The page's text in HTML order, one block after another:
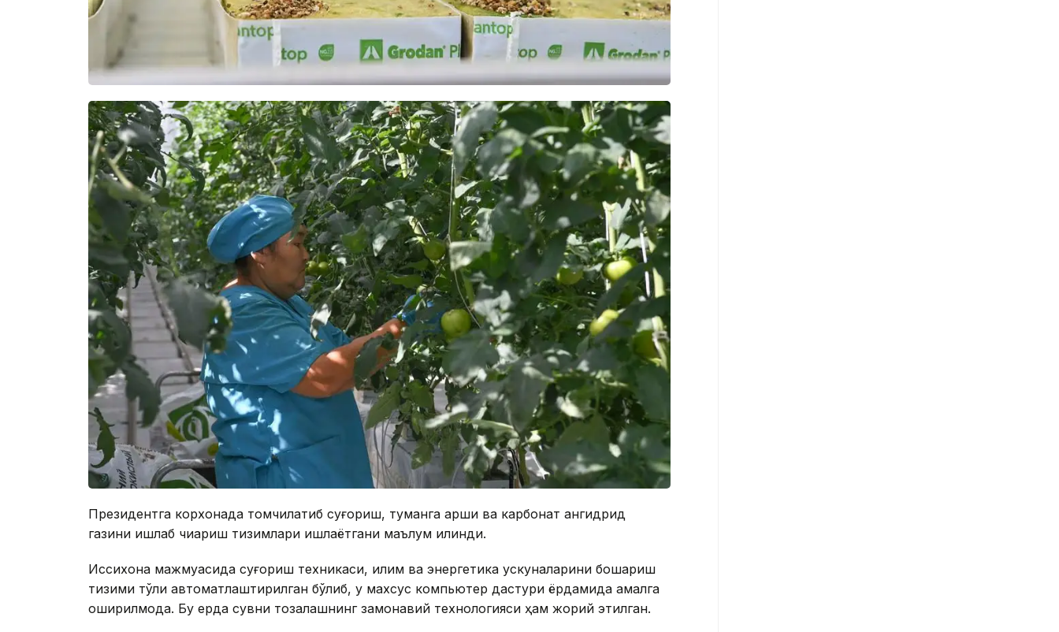
Президентга корхонада томчилатиб суғориш, туманга қарши ва карбонат ангидрид
газини ишлаб чиқариш тизимлари ишлаётгани маълум қилинди.
Иссиқхона мажмуасида суғориш техникаси, иқлим ва энергетика ускуналарини бошқариш
тизими тўлиқ автоматлаштирилган бўлиб, у махсус компьютер дастури ёрдамида амалга
оширилмоқда. Бу ерда сувни тозалашнинг замонавий технологияси ҳам жорий этилган.